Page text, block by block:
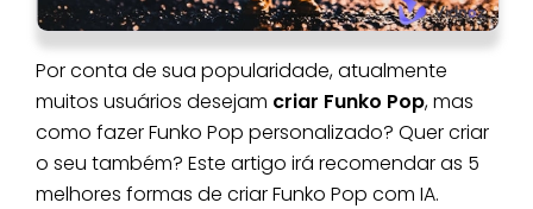
Por conta de sua popularidade, atualmente
muitos usuários desejam criar Funko Pop, mas
como fazer Funko Pop personalizado? Quer criar
o seu também? Este artigo irá recomendar as 5
melhores formas de criar Funko Pop com IA.